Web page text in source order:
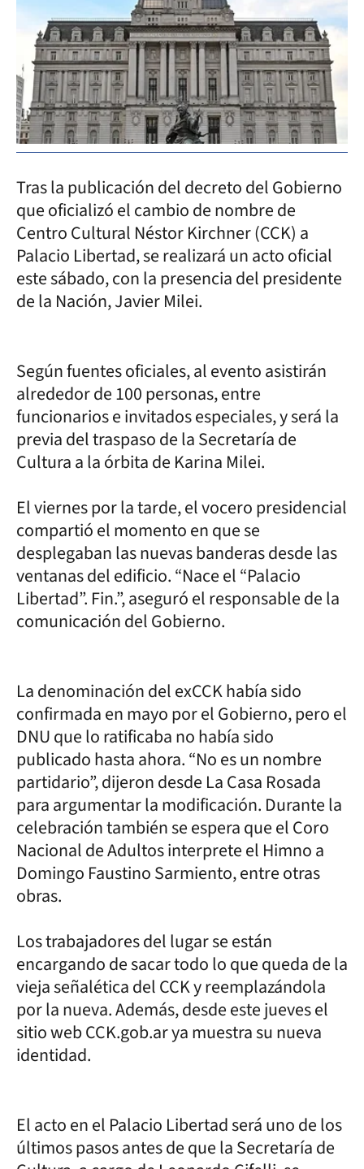
Tras la publicación del decreto del Gobierno
que oficializó el cambio de nombre de
Centro Cultural Néstor Kirchner (CCK) a
Palacio Libertad, se realizará un acto oficial
este sábado, con la presencia del presidente
de la Nación, Javier Milei.
Según fuentes oficiales, al evento asistirán
alrededor de 100 personas, entre
funcionarios e invitados especiales, y será la
previa del traspaso de la Secretaría de
Cultura a la órbita de Karina Milei.
El viernes por la tarde, el vocero presidencial
compartió el momento en que se
desplegaban las nuevas banderas desde las
ventanas del edificio. “Nace el “Palacio
Libertad”. Fin.”, aseguró el responsable de la
comunicación del Gobierno.
La denominación del exCCK había sido
confirmada en mayo por el Gobierno, pero el
DNU que lo ratificaba no había sido
publicado hasta ahora. “No es un nombre
partidario”, dijeron desde La Casa Rosada
para argumentar la modificación. Durante la
celebración también se espera que el Coro
Nacional de Adultos interprete el Himno a
Domingo Faustino Sarmiento, entre otras
obras.
Los trabajadores del lugar se están
encargando de sacar todo lo que queda de la
vieja señalética del CCK y reemplazándola
por la nueva. Además, desde este jueves el
sitio web CCK.gob.ar ya muestra su nueva
identidad.
El acto en el Palacio Libertad será uno de los
últimos pasos antes de que la Secretaría de